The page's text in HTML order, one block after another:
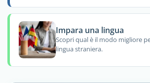
Impara una lingua
Scopri qual è il modo migliore
lingua straniera.